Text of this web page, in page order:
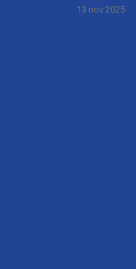
13 nov 2025